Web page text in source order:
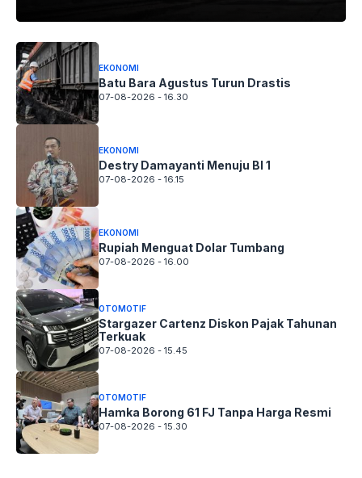
EKONOMI
Batu Bara Agustus Turun Drastis
07-08-2026 - 16.30
EKONOMI
Destry Damayanti Menuju BI 1
07-08-2026 - 16.15
EKONOMI
Rupiah Menguat Dolar Tumbang
07-08-2026 - 16.00
OTOMOTIF
Stargazer Cartenz Diskon Pajak Tahunan
Terkuak
07-08-2026 - 15.45
OTOMOTIF
Hamka Borong 61 FJ Tanpa Harga Resmi
07-08-2026 - 15.30